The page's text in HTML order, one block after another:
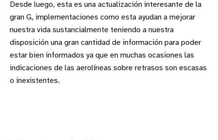
Desde luego, esta es una actualización interesante de la
gran G, implementaciones como esta ayudan a mejorar
nuestra vida sustancialmente teniendo a nuestra
disposición una gran cantidad de información para poder
estar bien informados ya que en muchas ocasiones las
indicaciones de las aerolíneas sobre retrasos son escasas
o inexistentes.